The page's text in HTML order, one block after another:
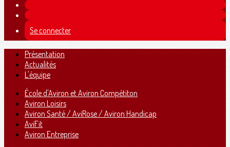
Se connecter
Présentation
Actualités
L'équipe
École d'Aviron et Aviron Compétiton
Aviron Loisirs
Aviron Santé / AviRose / Aviron Handicap
AviFit
Aviron Entreprise